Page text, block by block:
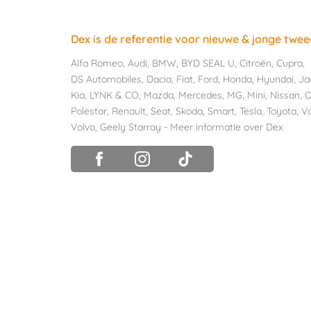
Dex is de referentie voor nieuwe & jonge
Alfa Romeo, Audi, BMW, BYD SEAL U, Citroën, Cupra,
DS Automobiles, Dacia, Fiat, Ford, Honda, Hyundai,
Kia, LYNK & CO, Mazda, Mercedes, MG, Mini, Nissan,
Polestar, Renault, Seat, Skoda, Smart, Tesla, Toyota,
Volvo, Geely Starray - Meer informatie over Dex